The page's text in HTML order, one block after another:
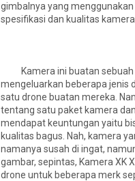
gimbalnya yang
spesifikasi dan kualitas
Kamera ini buatan sebuah
mengeluarkan beberapa jenis
satu drone buatan mereka.
tentang satu paket kamera
mendapat keuntungan yaitu
kualitas bagus. Nah, kamera
namanya susah di ingat,
gambar, sepintas, Kamera XK
drone untuk beberapa merk